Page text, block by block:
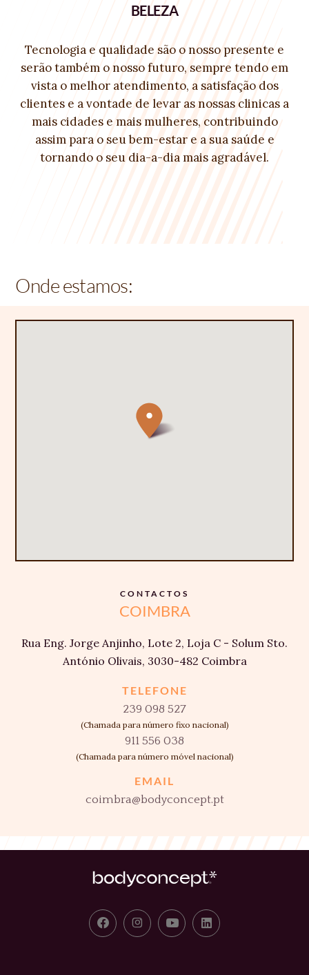
BELEZA
Tecnologia e qualidade são o nosso presente e
serão também o nosso futuro, sempre tendo em
vista o melhor atendimento, a satisfação dos
clientes e a vontade de levar as nossas clinicas a
mais cidades e mais mulheres, contribuindo
assim para o seu bem-estar e a sua saúde e
tornando o seu dia-a-dia mais agradável.
Onde estamos:
CONTACTOS
COIMBRA
Rua Eng. Jorge Anjinho, Lote 2, Loja C - Solum Sto.
António Olivais, 3030-482 Coimbra
TELEFONE
239 098 527
(Chamada para número fixo nacional)
911 556 038
(Chamada para número móvel nacional)
EMAIL
coimbra@bodyconcept.pt